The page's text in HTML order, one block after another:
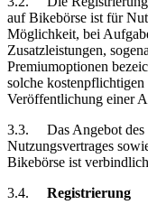
auf Bikebörse ist für
Möglichkeit, bei
Zusatzleistungen,
Premiumoptionen
solche
Veröffentlichung einer
3.3.
Das Angebot
Nutzungsvertrages
Bikebörse ist
3.4.
Registrierung